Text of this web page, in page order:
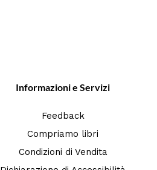
Informazioni e Servizi
Feedback
Compriamo libri
Condizioni di Vendita